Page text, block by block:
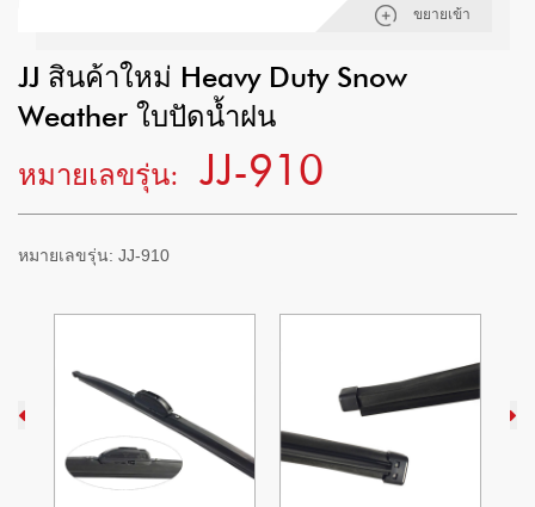
ขยายเข้า
JJ สินค้าใหม่ Heavy Duty Snow
Weather ใบปัดน้ำฝน
หมายเลขรุ่น:
JJ-910
หมายเลขรุ่น: JJ-910